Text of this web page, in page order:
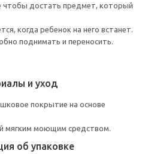
чтобы достать предмет, который
когда ребенок на него встанет.
поднимать и переносить.
и уход
покрытие на основе
мягким моющим средством.
об упаковке